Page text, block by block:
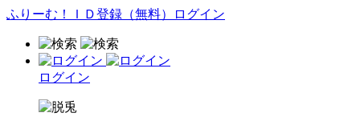
ふりーむ！ＩＤ登録（無料） ログイン
ログイン